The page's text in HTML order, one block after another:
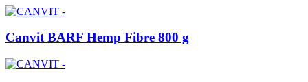
Canvit BARF Hemp Fibre 800 g